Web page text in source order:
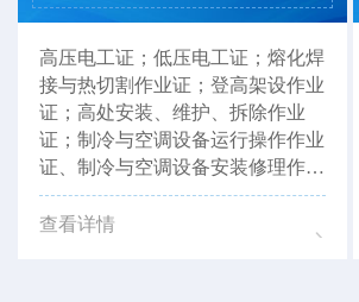
高压电工证；低压电工证；熔化焊
接与热切割作业证；登高架设作业
证；高处安装、维护、拆除作业
证；制冷与空调设备运行操作作业
证、制冷与空调设备安装修理作业
证等。以上证书，湖北省思特职业
培训学校均可报考。
查看详情